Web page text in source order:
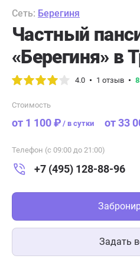
Сеть: Берегиня
Частный
«Берегиня» в
4.0 1 отзыв
Стоимость
от 1 100 ₽ / в сутки от 33
Телефон (с 09:00 до 21:00)
+7 (495) 128-88-96
Задать